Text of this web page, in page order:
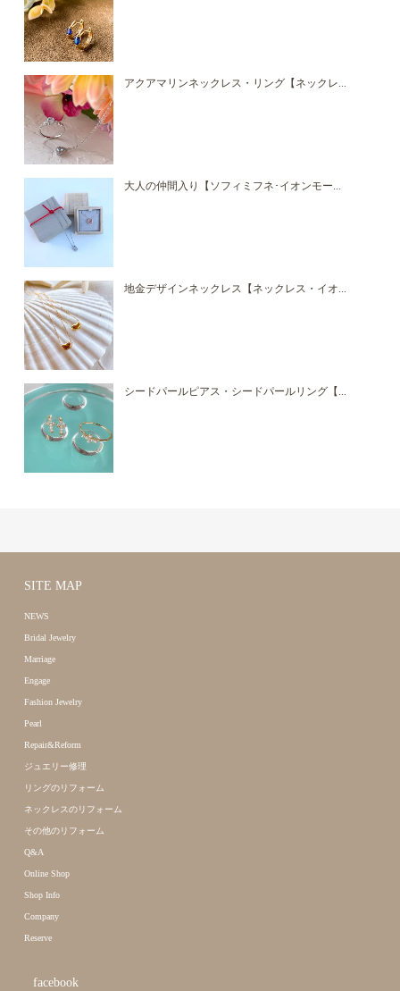
アクアマリンネックレス・リング【ネックレ...
大人の仲間入り【ソフィミフネ･イオンモー...
地金デザインネックレス【ネックレス・イオ...
シードパールピアス・シードパールリング【...
SITE MAP
NEWS
Bridal Jewelry
Marriage
Engage
Fashion Jewelry
Pearl
Repair&Reform
ジュエリー修理
リングのリフォーム
ネックレスのリフォーム
その他のリフォーム
Q&A
Online Shop
Shop Info
Company
Reserve
facebook